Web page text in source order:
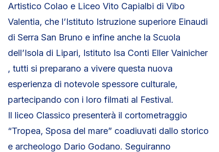
Artistico Colao e Liceo Vito Capialbi di Vibo
Valentia, che l’Istituto Istruzione superiore Einaudi
di Serra San Bruno e infine anche la Scuola
dell’Isola di Lipari, Istituto Isa Conti Eller Vainicher
, tutti si preparano a vivere questa nuova
esperienza di notevole spessore culturale,
partecipando con i loro filmati al Festival.
Il liceo Classico presenterà il cortometraggio
“Tropea, Sposa del mare” coadiuvati dallo storico
e archeologo Dario Godano. Seguiranno